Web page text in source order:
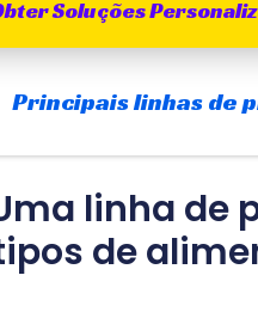
Soluções
Principais linhas de
linha de
de